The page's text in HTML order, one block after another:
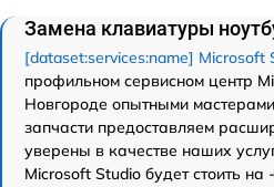
Замена клавиатуры
[dataset:services:name] Microsoft
профильном сервисном центр
Новгороде опытными
запчасти предоставляем
уверены в качестве наших
Microsoft Studio будет стоить